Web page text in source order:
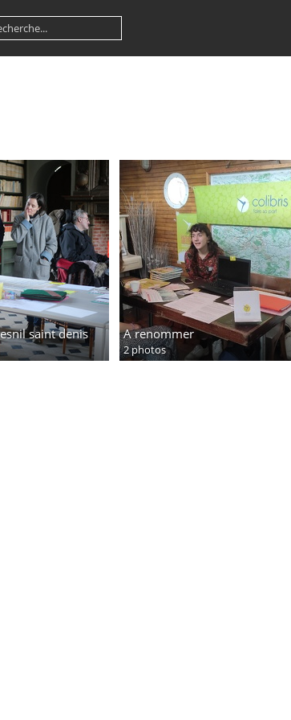
saint denis A renommer
2 photos